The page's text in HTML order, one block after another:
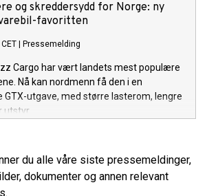
og skreddersydd for Norge: ny
favoritten
Pressemelding
Cargo har vært landets mest populære
Nå kan nordmenn få den i en
GTX-utgave, med større lasterom, lengre
utstyr.
du alle våre siste pressemeldinger,
dokumenter og annen relevant